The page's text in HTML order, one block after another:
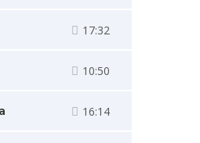
17:32
10:50
16:14